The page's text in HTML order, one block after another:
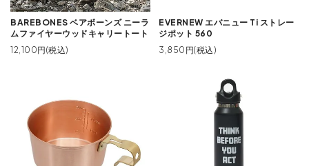
BAREBONES ベアボーンズ ニーラ
ムファイヤーウッドキャリートート
12,100円(税込)
EVERNEW エバニュー Ti ストレー
ジポット 560
3,850円(税込)